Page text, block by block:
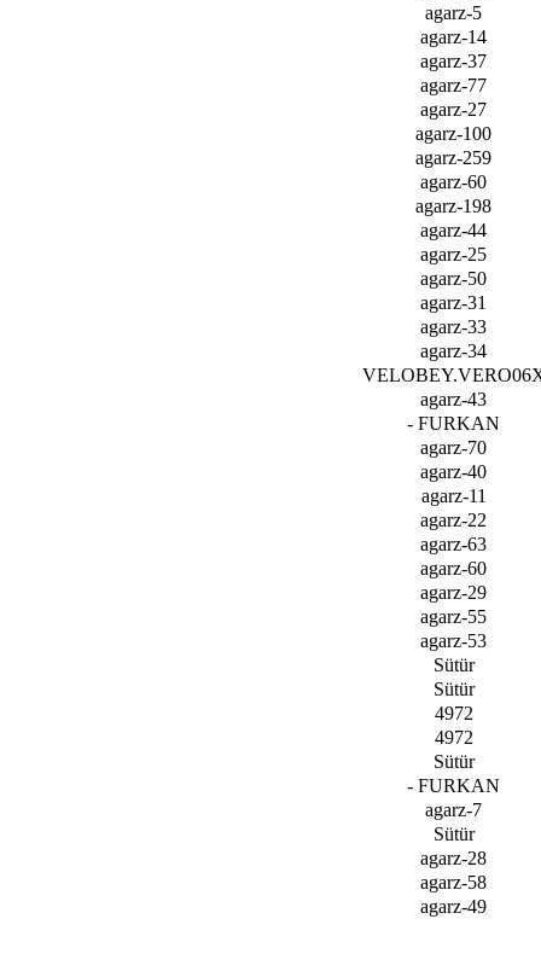
agarz-5
agarz-14
agarz-37
agarz-77
agarz-27
agarz-100
agarz-259
agarz-60
agarz-198
agarz-44
agarz-25
agarz-50
agarz-31
agarz-33
agarz-34
agarz-43
- FURKAN
agarz-70
agarz-40
agarz-11
agarz-22
agarz-63
agarz-60
agarz-29
agarz-55
agarz-53
Sütür
Sütür
4972
4972
Sütür
- FURKAN
agarz-7
Sütür
agarz-28
agarz-58
agarz-49